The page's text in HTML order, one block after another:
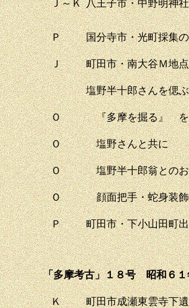
Ｊ～Ｋ 八王子市・中野明神
Ｐ 国分寺市・光町採集
Ｊ 町田市・南大谷Ｍ地
塩野半十郎さんを偲ぶ
Ｏ 『多摩を掘る』
Ｏ 塩野さんと共に
Ｏ 塩野半十郎翁との
Ｏ 顔面把手・蛇身装
Ｐ 町田市・下小山田町
「多摩考古」１８号 昭和６１
Ｋ 町田市成瀬東雲寺下